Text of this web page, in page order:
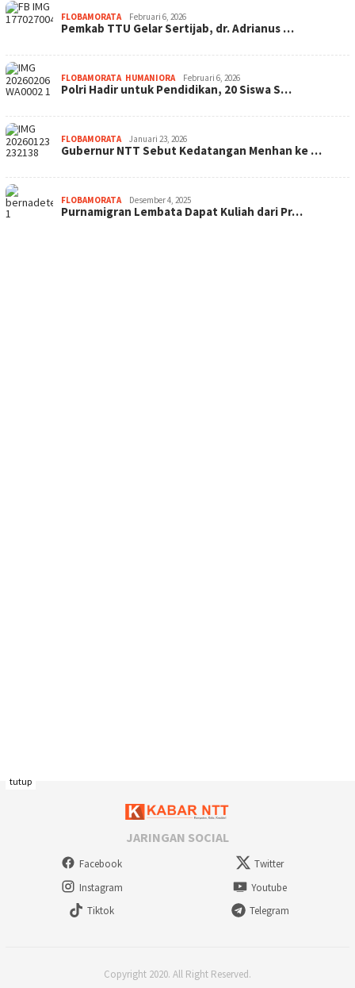
FLOBAMORATA Februari 6, 2026
Pemkab TTU Gelar Sertijab, dr. Adrianus …
FLOBAMORATA, HUMANIORA Februari 6, 2026
Polri Hadir untuk Pendidikan, 20 Siswa S…
FLOBAMORATA Januari 23, 2026
Gubernur NTT Sebut Kedatangan Menhan ke …
FLOBAMORATA Desember 4, 2025
Purnamigran Lembata Dapat Kuliah dari Pr…
JARINGAN SOCIAL
Facebook
Twitter
Instagram
Youtube
Tiktok
Telegram
Copyright 2020. All Right Reserved.
tutup